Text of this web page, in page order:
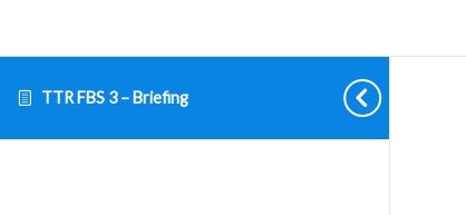
TTR FBS 3 – Briefing